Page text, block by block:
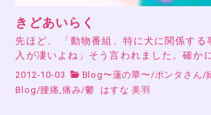
きどあいらく
先ほど、 「動物番組、特に犬に関係する
入が凄いよね」そう言われました。確か
2012-10-03 Blog〜蓮の華〜 /ポンタさん /
Blog /腰痛,痛み/鬱 はすな 美羽